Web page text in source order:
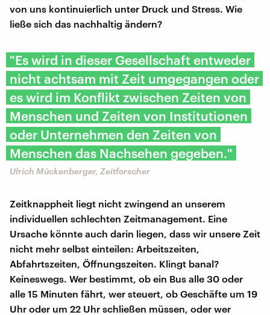
von uns kontinuierlich unter Druck und Stress. Wie
ließe sich das nachhaltig ändern?
"Es wird in dieser Gesellschaft entweder
nicht achtsam mit Zeit umgegangen oder
es wird im Konflikt zwischen Zeiten von
Menschen und Zeiten von Institutionen
oder Unternehmen den Zeiten von
Menschen das Nachsehen gegeben."
Ulrich Mückenberger, Zeitforscher
Zeitknappheit liegt nicht zwingend an unserem
individuellen schlechten Zeitmanagement. Eine
Ursache könnte auch darin liegen, dass wir unsere Zeit
nicht mehr selbst einteilen: Arbeitszeiten,
Abfahrtszeiten, Öffnungszeiten. Klingt banal?
Keineswegs. Wer bestimmt, ob ein Bus alle 30 oder
alle 15 Minuten fährt, wer steuert, ob Geschäfte um 19
Uhr oder um 22 Uhr schließen müssen, oder wer